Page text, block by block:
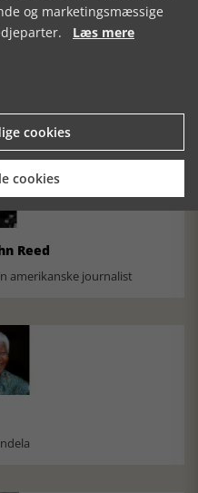
Historie Festival 2026 30.
Reed
amerikanske journalist
og marketingsmæssige
Læs mere
cookies
cookies